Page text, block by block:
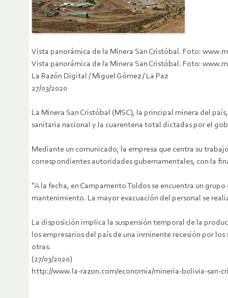
Vista panorámica de la Minera San Cristóbal. Foto:
Vista panorámica de la Minera San Cristóbal. Foto:
La Razón Digital / Miguel Gómez / La Paz
27/03/2020
La Minera San Cristóbal (MSC), la principal minera del
sanitaria nacional y la cuarentena total dictadas por el
Mediante un comunicado, la empresa que centra su
correspondientes autoridades gubernamentales, con la
“A la fecha, en Campamento Toldos se encuentra un
mantenimiento. La mayor evacuación del personal se
La disposición implica la suspensión temporal de la
los empresarios del país de una inminente recesión por
otras.
(27/03/2020)
http://www.la-razon.com/economia/mineria-bolivia-san-